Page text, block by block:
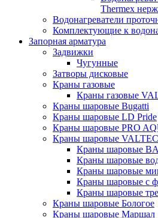
Thermex
Водонагреватели
Комплектующие к
Запорная арматура
Задвижки
Чугунные
Затворы дисковые
Краны газовые
Краны газовые
Краны шаровые Bugatti
Краны шаровые LD Pride
Краны шаровые PRO
Краны шаровые VALTEC
Краны шаровые
Краны шаровые
Краны шаровые
Краны шаровые с
Краны шаровые
Краны шаровые Бологое
Краны шаровые Маршал